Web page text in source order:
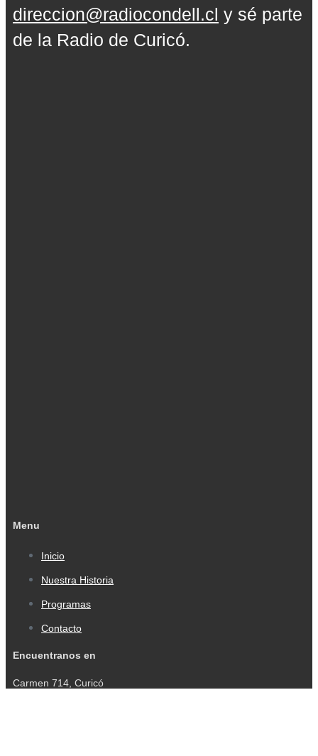
direccion@radiocondell.cl y sé parte
de la Radio de Curicó.
Menu
Inicio
Nuestra Historia
Programas
Contacto
Encuentranos en
Carmen 714, Curicó